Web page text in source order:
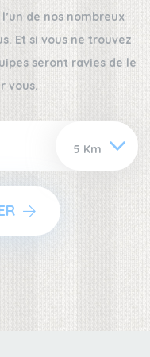
de nos nombreux
Et si vous ne trouvez
seront ravies de le
vous.